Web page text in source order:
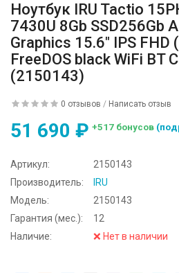
Ноутбук IRU Tactio
7430U 8Gb SSD256Gb
Graphics 15.6" IPS
FreeDOS black WiFi BT
(2150143)
0 отзывов / Написать отзыв
51 690 ₽ +517 бонусов
Артикул:
2150143
Производитель:
IRU
Модель:
2150143
Гарантия (мес.):
12
Наличие:
❌ Нет в наличии